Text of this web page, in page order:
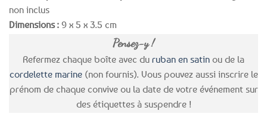
non inclus
Dimensions : 9 x 5 x 3.5 cm
Pensez-y !
Refermez chaque boîte avec du ruban en satin ou de la
cordelette marine(non fournis). Vous pouvez aussi inscrire le
prénom de chaque convive ou la date de votre événement sur
des étiquettes à suspendre !